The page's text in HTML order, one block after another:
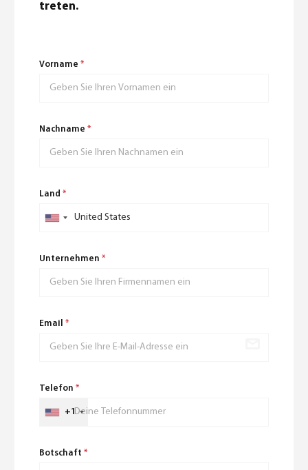
Deutsch (Deutsch
treten.
Vorname *
Nachname *
Land *
Unternehmen *
Email *
Telefon *
+1
Botschaft *